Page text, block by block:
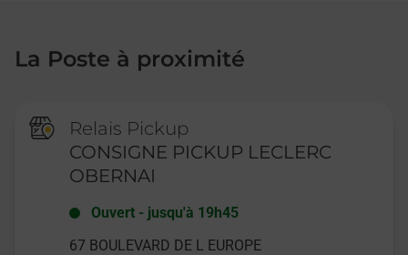
La Poste à proximité
Relais Pickup
CONSIGNE PICKUP LECLERC
OBERNAI
Ouvert - jusqu'à 19h45
67 BOULEVARD DE L EUROPE